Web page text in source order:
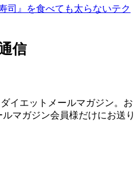
司』を食べても太らないテク
信
イエットメールマガジン。お
マガジン会員様だけにお送り